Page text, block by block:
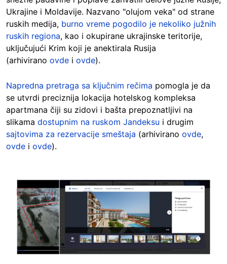
Ukrajine i Moldavije. Nazvano "olujom veka" od strane
ruskih medija, burno vreme pogodilo je nekoliko južnih
ruskih regiona, kao i okupirane ukrajinske teritorije,
uključujući Krim koji je anektirala Rusija
(arhivirano ovde i ovde).
Napredna pretraga sa ključnim rečima pomogla je da
se utvrdi preciznija lokacija hotelskog kompleksa
apartmana čiji su zidovi i bašta prepoznatljivi na
slikama dostupnim na ruskom Jandeksu i drugim
sajtovima za rezervacije smeštaja (arhivirano ovde,
ovde i ovde).
Image